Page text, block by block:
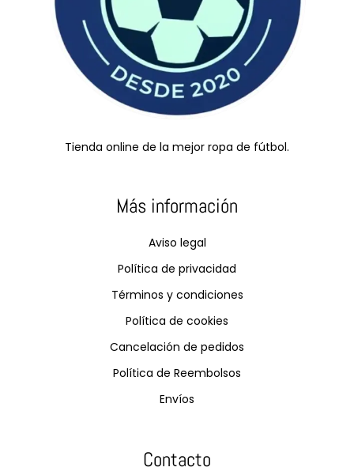
Tienda online de la mejor ropa de fútbol.
Más información
Aviso legal
Política de privacidad
Términos y condiciones
Política de cookies
Cancelación de pedidos
Política de Reembolsos
Envíos
Contacto